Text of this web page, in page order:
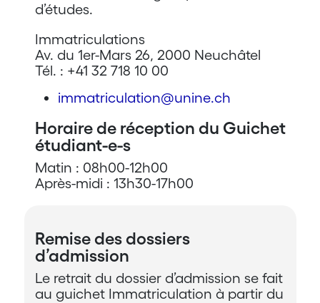
d’études.
Immatriculations
Av. du 1er-Mars 26, 2000 Neuchâtel
Tél. : +41 32 718 10 00
immatriculation@unine.ch
Horaire de réception du Guichet
étudiant-e-s
Matin : 08h00-12h00
Après-midi : 13h30-17h00
Remise des dossiers
d’admission
Le retrait du dossier d’admission se fait
au guichet Immatriculation à partir du